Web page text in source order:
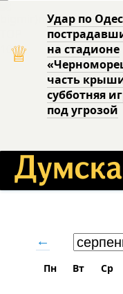
♕
Удар по
на стадионе
часть
субботняя
под угрозой
←
Пн Вт Ср